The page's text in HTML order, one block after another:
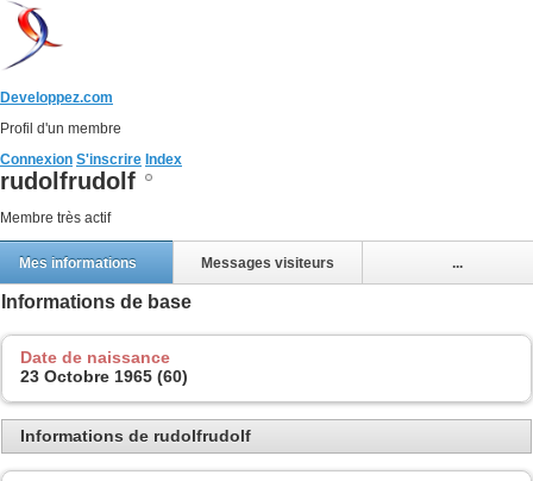
Developpez.com
Profil d'un membre
Connexion S'inscrire Index
rudolfrudolf
Membre très actif
Mes informations Messages visiteurs ...
Informations de base
Date de naissance
23 Octobre 1965 (60)
Informations de rudolfrudolf